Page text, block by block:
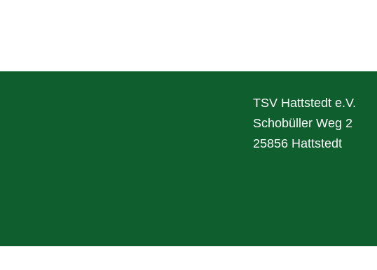
TSV Hattstedt e.V.
Schobüller Weg 2
25856 Hattstedt